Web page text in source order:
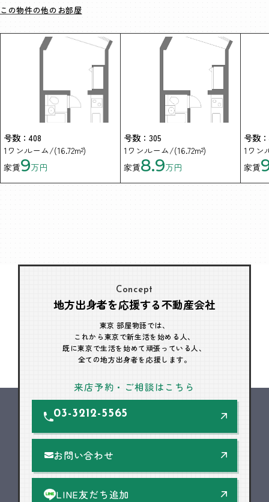
この物件の他のお部屋
号数：408
1ワンルーム/(16.72m²)
家賃9万円
号数：305
1ワンルーム/(16.72m²)
家賃8.9万円
号数
1ワン
家賃
Concept
地方出身者を応援する不動産会社
東京 部屋物語では、
これから東京で新生活を始める人、
既に東京で生活を始めて頑張っている人、
全ての地方出身者を応援します。
来店予約・ご相談はこちら
03-3212-5565
お問い合わせ
LINE友だち追加